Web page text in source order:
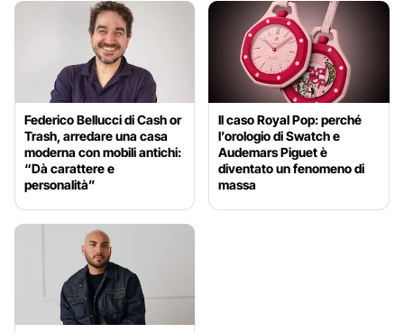
Federico Bellucci di Cash or
Trash, arredare una casa
moderna con mobili antichi:
“Dà carattere e
personalità”
Il caso Royal Pop: perché
l’orologio di Swatch e
Audemars Piguet è
diventato un fenomeno di
massa